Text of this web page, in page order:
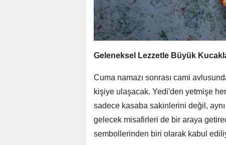
Geleneksel Lezzetle Büyük
Cuma namazı sonrası cami
kişiye ulaşacak. Yedi'den yetmişe
sadece kasaba sakinlerini değil,
gelecek misafirleri de bir araya
sembollerinden biri olarak kabul